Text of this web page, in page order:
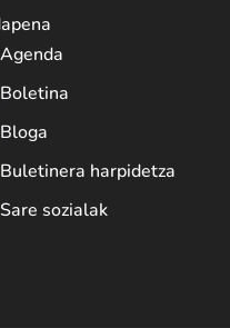
Agenda
Boletina
Bloga
Buletinera harpidetza
Sare sozialak